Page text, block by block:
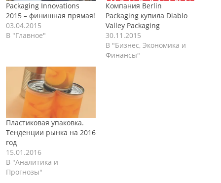
Packaging Innovations
2015 – финишная прямая!
03.04.2015
В "Главное"
Компания Berlin
Packaging купила Diablo
Valley Packaging
30.11.2015
В "Бизнес, Экономика и
Финансы"
Пластиковая упаковка.
Тенденции рынка на 2016
год
15.01.2016
В "Аналитика и
Прогнозы"